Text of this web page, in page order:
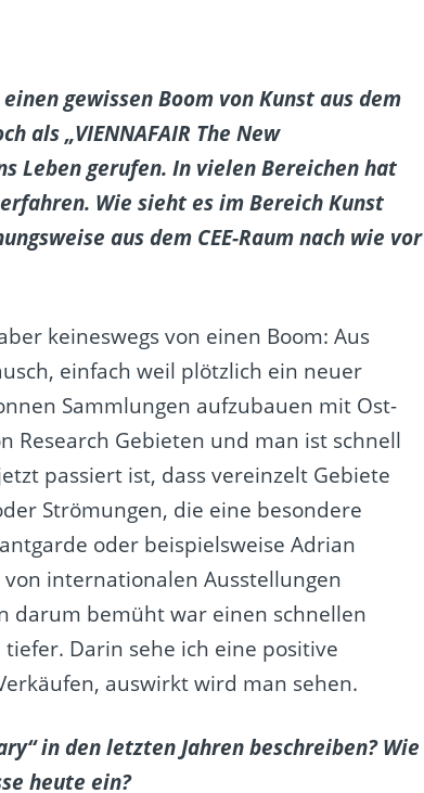
gewissen Boom von Kunst aus dem
als „VIENNAFAIR The New
Leben gerufen. In vielen Bereichen hat
Wie sieht es im Bereich Kunst
aus dem CEE-Raum nach wie vor
keineswegs von einen Boom: Aus
einfach weil plötzlich ein neuer
Sammlungen aufzubauen mit Ost-
Research Gebieten und man ist schnell
passiert ist, dass vereinzelt Gebiete
Strömungen, die eine besondere
oder beispielsweise Adrian
internationalen Ausstellungen
darum bemüht war einen schnellen
Darin sehe ich eine positive
auswirkt wird man sehen.
in den letzten Jahren beschreiben? Wie
heute ein?